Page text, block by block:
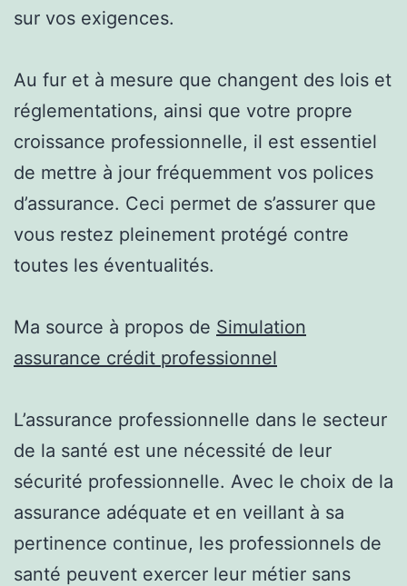
sur vos exigences.
Au fur et à mesure que changent des lois et
réglementations, ainsi que votre propre
croissance professionnelle, il est essentiel
de mettre à jour fréquemment vos polices
d’assurance. Ceci permet de s’assurer que
vous restez pleinement protégé contre
toutes les éventualités.
Ma source à propos de Simulation
assurance crédit professionnel
L’assurance professionnelle dans le secteur
de la santé est une nécessité de leur
sécurité professionnelle. Avec le choix de la
assurance adéquate et en veillant à sa
pertinence continue, les professionnels de
santé peuvent exercer leur métier sans